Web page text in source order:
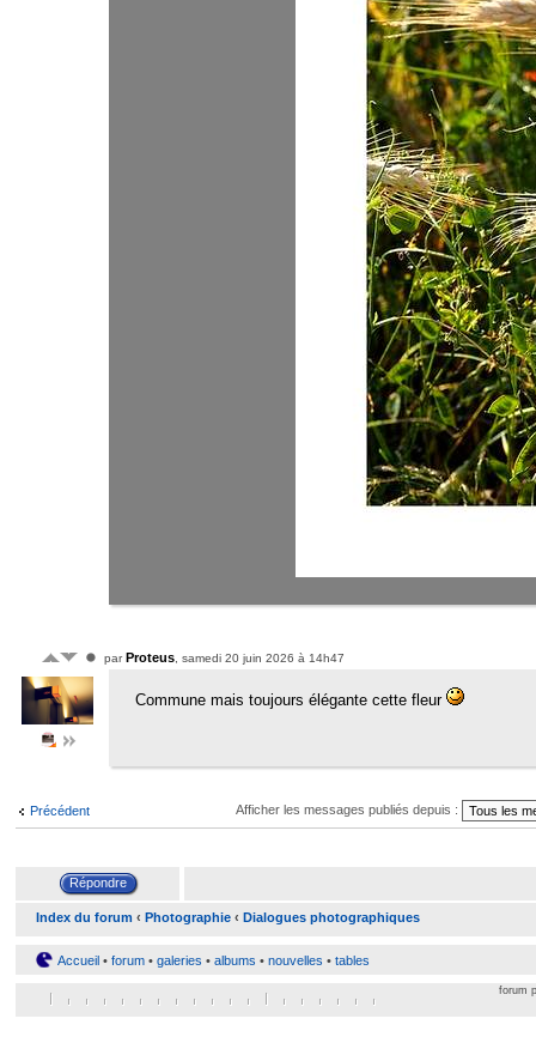
parProteus , samedi 20 juin 2026 à 14h47
Commune mais toujours élégante cette fleur
Précédent Afficher les messages publiés depuis :
Index du forum ‹ Photographie ‹ Dialogues photographiques
Accueil • forum • galeries • albums • nouvelles • tables
forum